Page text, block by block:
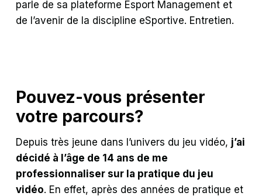
parle de sa plateforme Esport Management et
de l’avenir de la discipline eSportive. Entretien.
Pouvez-vous présenter
votre parcours?
Depuis très jeune dans l’univers du jeu vidéo, j’ai
décidé à l’âge de 14 ans de me
professionnaliser sur la pratique du jeu
vidéo. En effet, après des années de pratique et